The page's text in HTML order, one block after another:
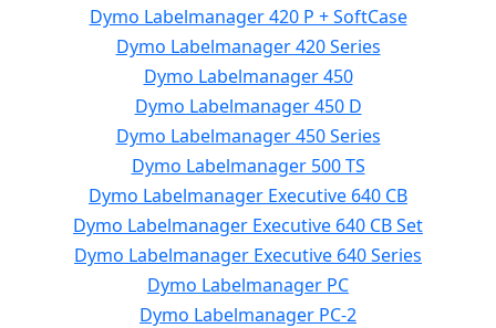
Dymo Labelmanager 420 P + SoftCase
Dymo Labelmanager 420 Series
Dymo Labelmanager 450
Dymo Labelmanager 450 D
Dymo Labelmanager 450 Series
Dymo Labelmanager 500 TS
Dymo Labelmanager Executive 640 CB
Dymo Labelmanager Executive 640 CB Set
Dymo Labelmanager Executive 640 Series
Dymo Labelmanager PC
Dymo Labelmanager PC-2